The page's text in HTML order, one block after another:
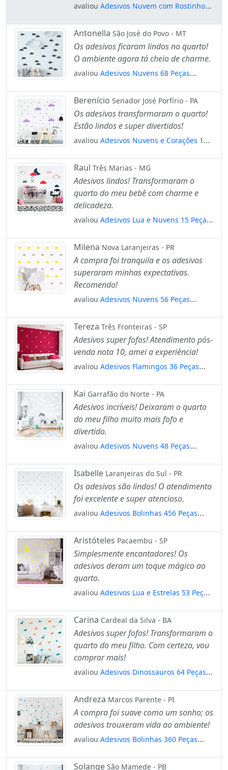
avaliou Adesivos Nuvem com Rostinho
Infantil Mod:920
Antonella São José do Povo - MT
Os adesivos ficaram lindos no quarto!
O ambiente agora tá cheio de charme.
avaliou Adesivos Nuvens 68 Peças
Mod:524
Berenício Senador José Porfírio - PA
Os adesivos transformaram o quarto!
Estão lindos e super divertidos!
avaliou Adesivos Nuvens e Corações 164
Infantil Mod:379
Raul Três Marias - MG
Adesivos lindos! Transformaram o
quarto do meu bebê com charme e
delicadeza.
avaliou Adesivos Lua e Nuvens 15 Peças
Mod:234
Milena Nova Laranjeiras - PR
A compra foi tranquila e os adesivos
superaram minhas expectativas.
Recomendo!
avaliou Adesivos Nuvens 56 Peças
Mod:89
Tereza Três Fronteiras - SP
Adesivos super fofos! Atendimento pós-
venda nota 10, amei a experiência!
avaliou Adesivos Flamingos 36 Peças
Mod:1024
Kai Garrafão do Norte - PA
Adesivos incríveis! Deixaram o quarto
do meu filho muito mais fofo e
divertido.
avaliou Adesivos Nuvens 48 Peças
Mod:876
Isabelle Laranjeiras do Sul - PR
Os adesivos são lindos! O atendimento
foi excelente e super atencioso.
avaliou Adesivos Bolinhas 456 Peças
Mod:731
Aristóteles Pacaembu - SP
Simplesmente encantadores! Os
adesivos deram um toque mágico ao
quarto.
avaliou Adesivos Lua e Estrelas 53 Peças
Mod:586
Carina Cardeal da Silva - BA
Adesivos super fofos! Transformaram o
quarto do meu filho. Com certeza, vou
comprar mais!
avaliou Adesivos Dinossauros 64 Peças
Mod:441
Andreza Marcos Parente - PI
A compra foi suave como um sonho; os
adesivos trouxeram vida ao ambiente!
avaliou Adesivos Bolinhas 360 Peças
Mod:296
Solange São Mamede - PB